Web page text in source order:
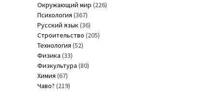
Окружающий мир (226)
Психология (367)
Русский язык(36)
Строительство (205)
Технология (52)
Физика (33)
Физкультура (80)
Химия (67)
Чаво? (219)